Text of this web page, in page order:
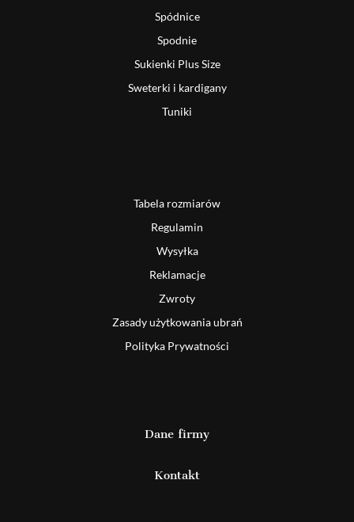
Spódnice
Spodnie
Sukienki Plus Size
Sweterki i kardigany
Tuniki
Tabela rozmiarów
Regulamin
Wysyłka
Reklamacje
Zwroty
Zasady użytkowania ubrań
Polityka Prywatności
Dane firmy
Kontakt